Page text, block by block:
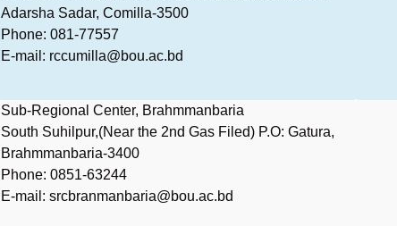
Adarsha Sadar, Comilla-3500
Phone: 081-77557
E-mail: rccumilla@bou.ac.bd
Sub-Regional Center, Brahmmanbaria
South Suhilpur,(Near the 2nd Gas Filed) P.O: Gatura,
Brahmmanbaria-3400
Phone: 0851-63244
E-mail: srcbranmanbaria@bou.ac.bd